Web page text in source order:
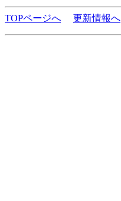
TOPページへ 更新情報へ